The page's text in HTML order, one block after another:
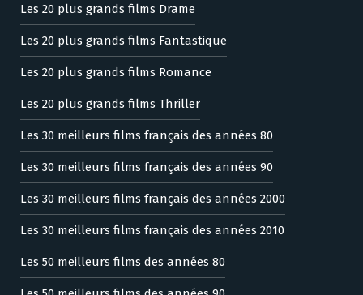
Les 20 plus grands films Drame
Les 20 plus grands films Fantastique
Les 20 plus grands films Romance
Les 20 plus grands films Thriller
Les 30 meilleurs films français des années 80
Les 30 meilleurs films français des années 90
Les 30 meilleurs films français des années 2000
Les 30 meilleurs films français des années 2010
Les 50 meilleurs films des années 80